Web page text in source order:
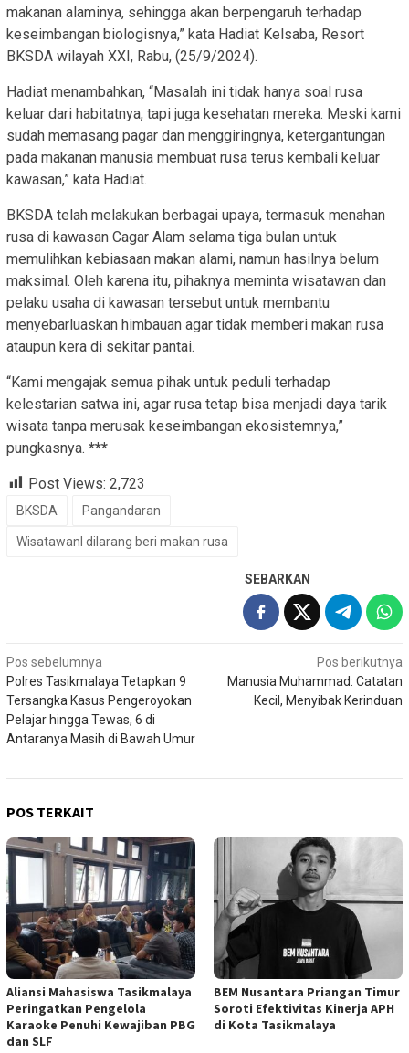
makanan alaminya, sehingga akan berpengaruh terhadap
keseimbangan biologisnya,” kata Hadiat Kelsaba, Resort
BKSDA wilayah XXI, Rabu, (25/9/2024).
Hadiat menambahkan, “Masalah ini tidak hanya soal rusa
keluar dari habitatnya, tapi juga kesehatan mereka. Meski kami
sudah memasang pagar dan menggiringnya, ketergantungan
pada makanan manusia membuat rusa terus kembali keluar
kawasan,” kata Hadiat.
BKSDA telah melakukan berbagai upaya, termasuk menahan
rusa di kawasan Cagar Alam selama tiga bulan untuk
memulihkan kebiasaan makan alami, namun hasilnya belum
maksimal. Oleh karena itu, pihaknya meminta wisatawan dan
pelaku usaha di kawasan tersebut untuk membantu
menyebarluaskan himbauan agar tidak memberi makan rusa
ataupun kera di sekitar pantai.
“Kami mengajak semua pihak untuk peduli terhadap
kelestarian satwa ini, agar rusa tetap bisa menjadi daya tarik
wisata tanpa merusak keseimbangan ekosistemnya,”
pungkasnya. ***
Post Views: 2,723
BKSDA Pangandaran
Wisatawanl dilarang beri makan rusa
SEBARKAN
Navigasi
pos
Pos sebelumnya
Polres Tasikmalaya Tetapkan 9
Tersangka Kasus Pengeroyokan
Pelajar hingga Tewas, 6 di
Antaranya Masih di Bawah Umur
Pos berikutnya
Manusia Muhammad: Catatan
Kecil, Menyibak Kerinduan
POS TERKAIT
Aliansi Mahasiswa Tasikmalaya
Peringatkan Pengelola
Karaoke Penuhi Kewajiban PBG
dan SLF
BEM Nusantara Priangan Timur
Soroti Efektivitas Kinerja APH
di Kota Tasikmalaya